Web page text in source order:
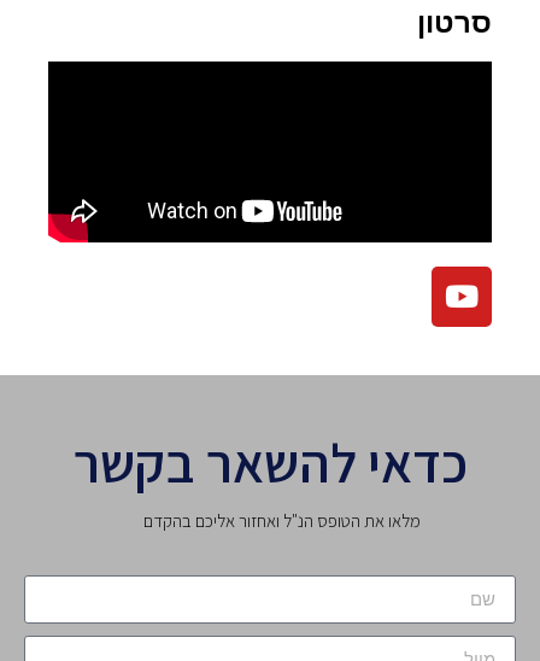
סרטון
כדאי להשאר בקשר
מלאו את הטופס הנ"ל ואחזור אליכם בהקדם